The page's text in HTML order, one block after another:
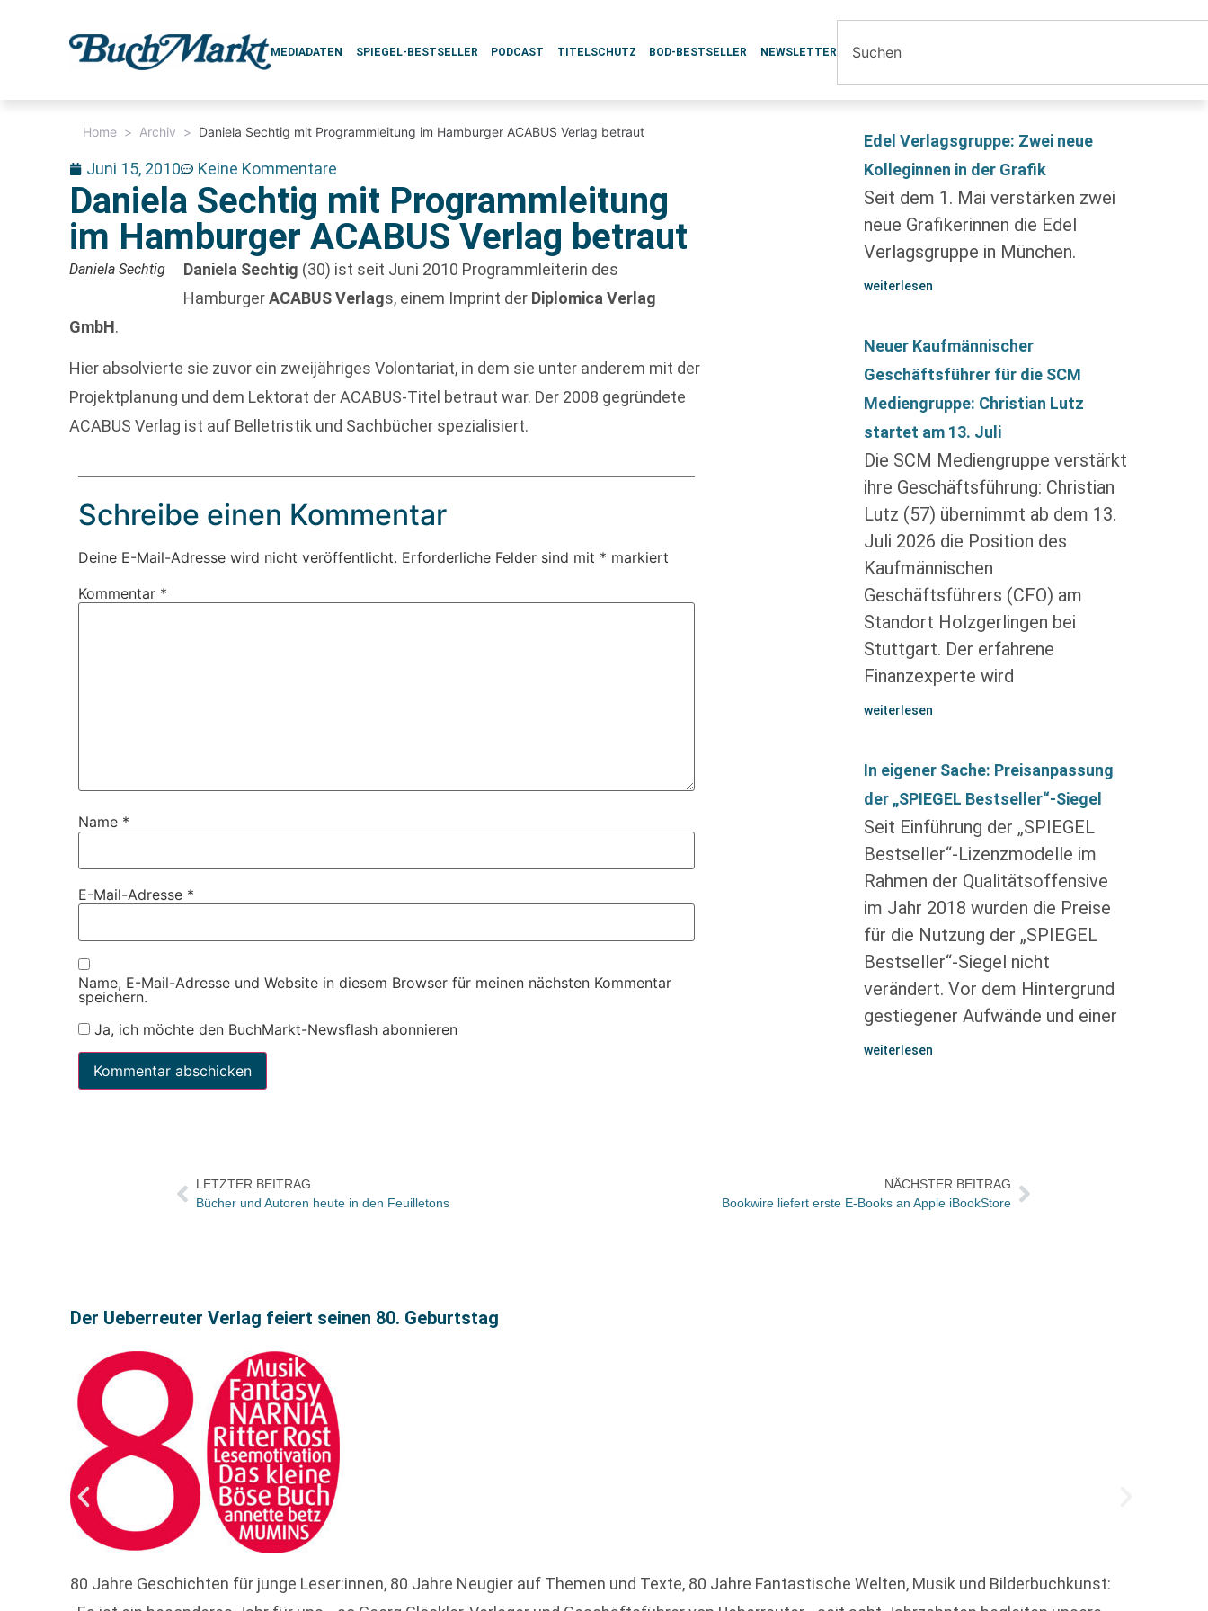
MEDIADATEN SPIEGEL-BESTSELLER PODCAST TITELSCHUTZ BOD-BESTSELLER NEWSLETTER
Home > Archiv > Daniela Sechtig mit Programmleitung im Hamburger ACABUS Verlag betraut
Juni 15, 2010 Keine Kommentare
Daniela Sechtig mit Programmleitung
im Hamburger ACABUS Verlag betraut
Daniela Sechtig Daniela Sechtig (30) ist seit Juni 2010 Programmleiterin des
HamburgerACABUS Verlags, einem Imprint der Diplomica Verlag
GmbH.
Hier absolvierte sie zuvor ein zweijähriges Volontariat, in dem sie unter anderem mit der
Projektplanung und dem Lektorat der ACABUS-Titel betraut war. Der 2008 gegründete
ACABUS Verlag ist auf Belletristik und Sachbücher spezialisiert.
Schreibe einen Kommentar
Deine E-Mail-Adresse wird nicht veröffentlicht. Erforderliche Felder sind mit * markiert
Kommentar *
Name *
E-Mail-Adresse *
Name, E-Mail-Adresse und Website in diesem Browser für meinen nächsten Kommentar
speichern.
Ja, ich möchte den BuchMarkt-Newsflash abonnieren
Edel Verlagsgruppe: Zwei neue
Kolleginnen in der Grafik
Seit dem 1. Mai verstärken zwei
neue Grafikerinnen die Edel
Verlagsgruppe in München.
weiterlesen
Neuer Kaufmännischer
Geschäftsführer für die SCM
Mediengruppe: Christian Lutz
startet am 13. Juli
Die SCM Mediengruppe verstärkt
ihre Geschäftsführung: Christian
Lutz (57) übernimmt ab dem 13.
Juli 2026 die Position des
Kaufmännischen
Geschäftsführers (CFO) am
Standort Holzgerlingen bei
Stuttgart. Der erfahrene
Finanzexperte wird
weiterlesen
In eigener Sache: Preisanpassung
der „SPIEGEL Bestseller“-Siegel
Seit Einführung der „SPIEGEL
Bestseller“-Lizenzmodelle im
Rahmen der Qualitätsoffensive
im Jahr 2018 wurden die Preise
für die Nutzung der „SPIEGEL
Bestseller“-Siegel nicht
verändert. Vor dem Hintergrund
gestiegener Aufwände und einer
weiterlesen
LETZTER BEITRAG
Bücher und Autoren heute in den Feuilletons
NÄCHSTER BEITRAG
Bookwire liefert erste E-Books an Apple iBookStore
Der Ueberreuter Verlag feiert seinen 80. Geburtstag
80 Jahre Geschichten für junge Leser:innen, 80 Jahre Neugier auf Themen und Texte, 80 Jahre Fantastische Welten, Musik und Bilderbuchkunst: